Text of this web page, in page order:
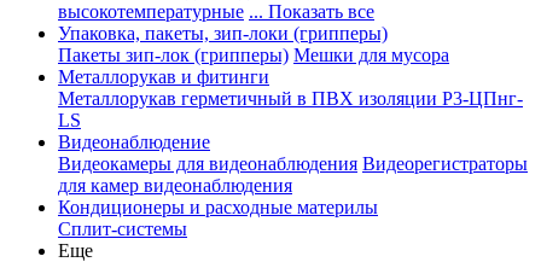
высокотемпературные ... Показать все
Упаковка, пакеты, зип-локи (грипперы)
Пакеты зип-лок (грипперы) Мешки для мусора
Металлорукав и фитинги
Металлорукав герметичный в ПВХ изоляции Р3-ЦПнг-
LS
Видеонаблюдение
Видеокамеры для видеонаблюдения Видеорегистраторы
для камер видеонаблюдения
Кондиционеры и расходные материлы
Сплит-системы
Еще